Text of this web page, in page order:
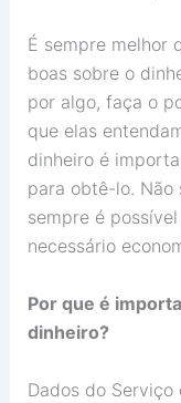
É sempre melhor
boas sobre o
por algo, faça o
que elas
dinheiro é
para obtê-lo. Não
sempre é
necessário
Por que é
dinheiro?
Dados do Serviço